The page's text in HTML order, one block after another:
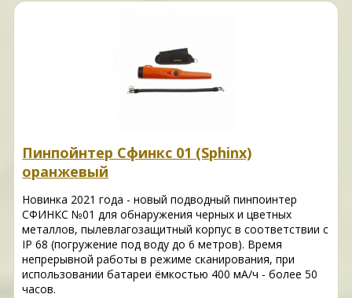
Пинпойнтер Сфинкс 01 (Sphinx)
оранжевый
Новинка 2021 года - новый подводный пинпоинтер
СФИНКС №01 для обнаружения черных и цветных
металлов, пылевлагозащитный корпус в соответствии с
IP 68 (погружение под воду до 6 метров). Время
непрерывной работы в режиме сканирования, при
использовании батареи ёмкостью 400 мА/ч - более 50
часов.